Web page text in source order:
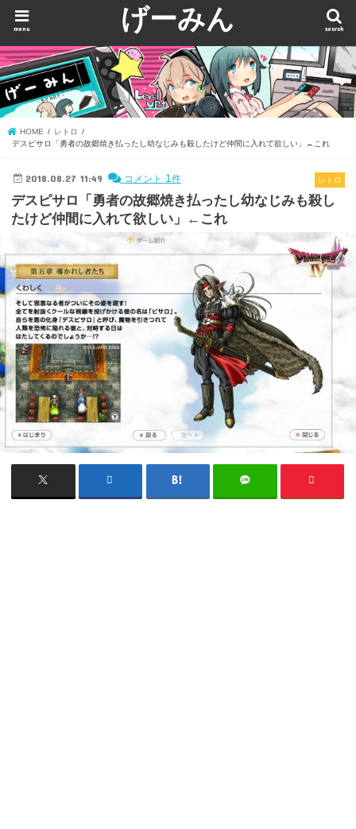
げーみん search
menu
HOME
レトロ
デスピサロ「勇者の故郷焼き払ったし幼なじみも殺したけど仲間に入れて欲しい」←これ
レトロ
2018.08.27 11:49 コメント 1 件
デスピサロ「勇者の故郷焼き払ったし幼なじみも殺し
たけど仲間に入れて欲しい」←これ